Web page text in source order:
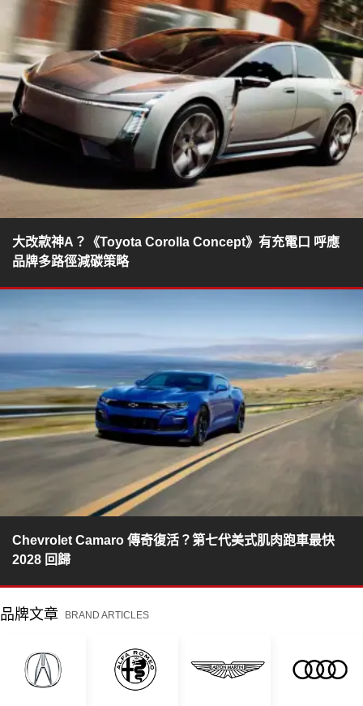
大改款神A？《Toyota Corolla Concept》有充電口 呼應
品牌多路徑減碳策略
Chevrolet Camaro 傳奇復活？第七代美式肌肉跑車最快
2028 回歸
品牌文章 BRAND ARTICLES